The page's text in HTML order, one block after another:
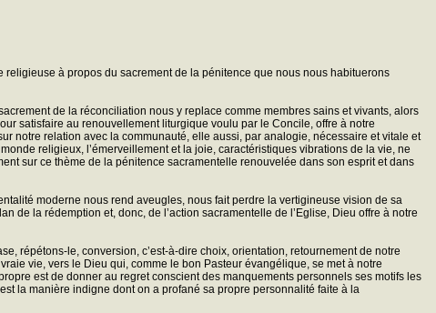
à propos du sacrement de la pénitence que nous nous habituerons
de la réconciliation nous y replace comme membres sains et vivants, alors
satisfaire au renouvellement liturgique voulu par le Concile, offre à notre
notre relation avec la communauté, elle aussi, par analogie, nécessaire et vitale et
religieux, l’émerveillement et la joie, caractéristiques vibrations de la vie, ne
sur ce thème de la pénitence sacramentelle renouvelée dans son esprit et dans
moderne nous rend aveugles, nous fait perdre la vertigineuse vision de sa
de la rédemption et, donc, de l’action sacramentelle de l’Eglise, Dieu offre à notre
répétons-le, conversion, c’est-à-dire choix, orientation, retournement de notre
vie, vers le Dieu qui, comme le bon Pasteur évangélique, se met à notre
est de donner au regret conscient des manquements personnels ses motifs les
la manière indigne dont on a profané sa propre personnalité faite à la